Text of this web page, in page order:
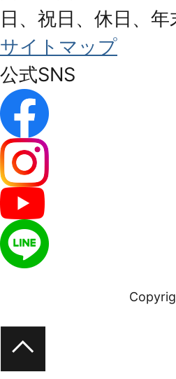
日、祝日、休日、年
サイトマップ
公式SNS